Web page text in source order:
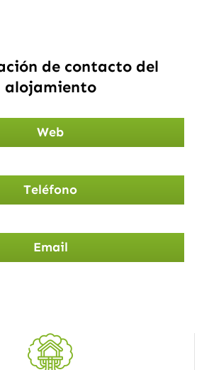
de contacto del
alojamiento
Web
Teléfono
Email